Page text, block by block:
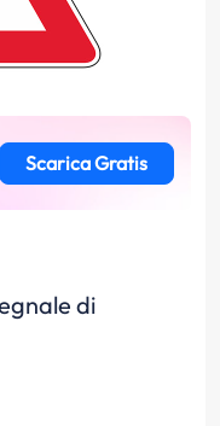
Scarica Gratis
di